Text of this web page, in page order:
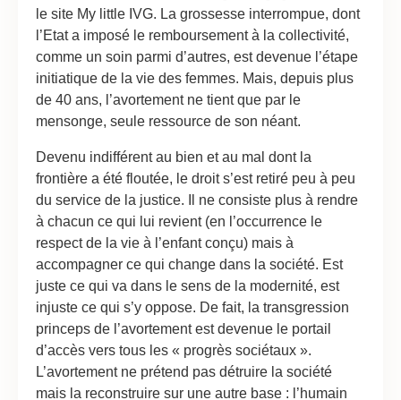
le site My little IVG. La grossesse interrompue, dont
l’Etat a imposé le remboursement à la collectivité,
comme un soin parmi d’autres, est devenue l’étape
initiatique de la vie des femmes. Mais, depuis plus
de 40 ans, l’avortement ne tient que par le
mensonge, seule ressource de son néant.
Devenu indifférent au bien et au mal dont la
frontière a été floutée, le droit s’est retiré peu à peu
du service de la justice. Il ne consiste plus à rendre
à chacun ce qui lui revient (en l’occurrence le
respect de la vie à l’enfant conçu) mais à
accompagner ce qui change dans la société. Est
juste ce qui va dans le sens de la modernité, est
injuste ce qui s’y oppose. De fait, la transgression
princeps de l’avortement est devenue le portail
d’accès vers tous les « progrès sociétaux ».
L’avortement ne prétend pas détruire la société
mais la reconstruire sur une autre base : l’humain